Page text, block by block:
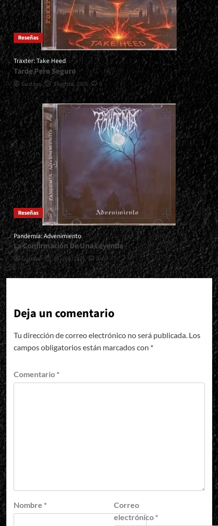
Reseñas
Traxter: Take Heed
Tarde Pero Seguro
Gustavo 3 agosto, 2026 0
Reseñas
Pandemia: Advenimiento
La Confirmación De Una Leyenda
Gustavo 30 julio, 2026 0
Deja un comentario
Tu dirección de correo electrónico no será publicada. Los
campos obligatorios están marcados con *
Comentario *
Nombre *
Correo
electrónico *